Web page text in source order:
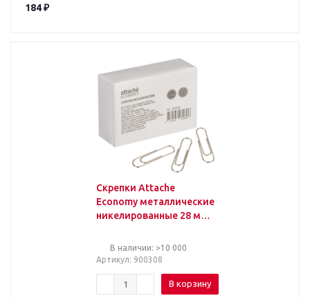
184₽
Скрепки Attache
Economy металлические
никелированные 28 мм
В наличии: >10 000
Артикул: 900308
В корзину